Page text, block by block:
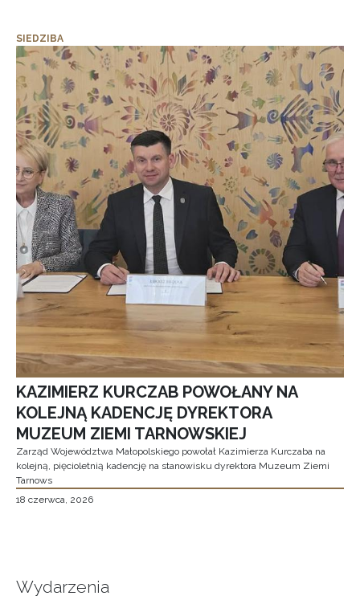
SIEDZIBA
KAZIMIERZ KURCZAB POWOŁANY NA
KOLEJNĄ KADENCJĘ DYREKTORA
MUZEUM ZIEMI TARNOWSKIEJ
Zarząd Województwa Małopolskiego powołał Kazimierza Kurczaba na
kolejną, pięcioletnią kadencję na stanowisku dyrektora Muzeum Ziemi
Tarnows
18 czerwca, 2026
Wydarzenia